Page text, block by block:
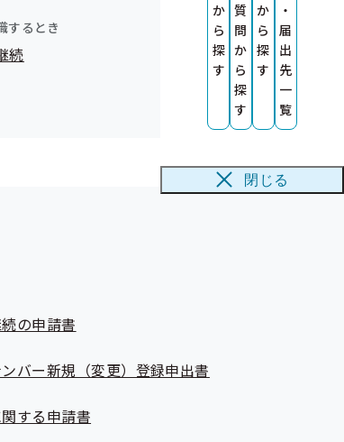
するとき
続
の申請書
バー新規（変更）登録申出書
する申請書
か
ら
探
す
質
問
か
ら
探
す
か
ら
探
す
・
届
出
先
一
覧
閉じる
令和2年2月29日まで）